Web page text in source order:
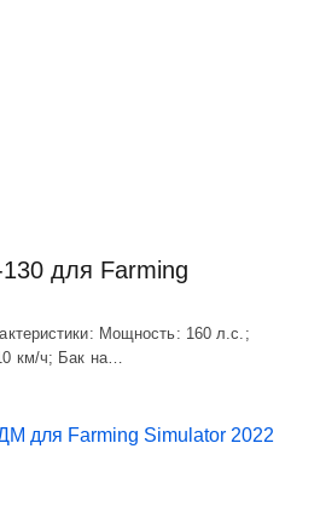
для Farming
Мощноcть: 160 л.c.;
км/ч; Бак на…